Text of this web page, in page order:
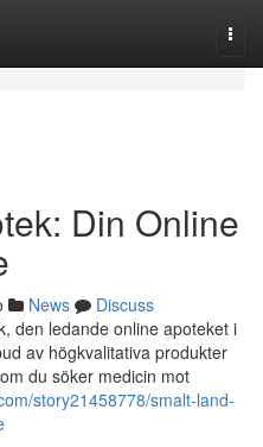
Din Online
News
Discuss
den ledande online apoteket i
av högkvalitativa produkter
du söker medicin mot
story21458778/smalt-land-